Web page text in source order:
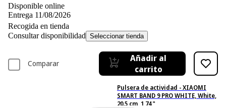
Disponible online
Entrega 11/08/2026
Recogida en tienda
Consultar disponibilidad Seleccionar tienda
Comparar
Añadir al
carrito
Pulsera de actividad - XIAOMI
SMART BAND 9 PRO WHITE, White,
20.5 cm, 1,74 "